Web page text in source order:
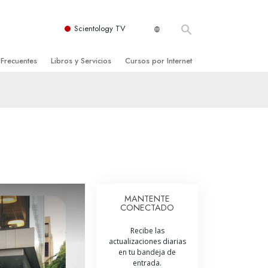
Scientology TV
Libros y Servicios
Iniciales
Cursos por Internet
Ayudas para Enfermedades y Lesiones
La Integridad y la Honestidad
El Matrimonio
La Escala Tonal Emocional
MANTENTE
CONECTADO
Recibe las
actualizaciones diarias
en tu bandeja de
entrada.